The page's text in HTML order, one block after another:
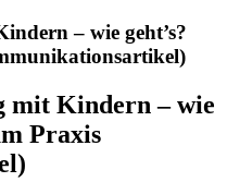
– wie geht’s?
mit Kindern – wie
Praxis